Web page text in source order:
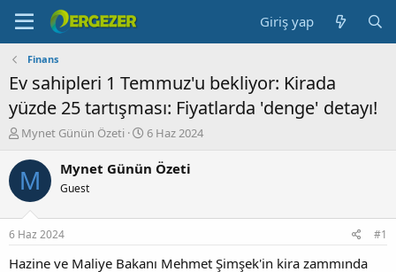
Giriş yap
Finans
Ev sahipleri 1 Temmuz'u bekliyor: Kirada
yüzde 25 tartışması: Fiyatlarda 'denge' detayı!
K
n
b
u
u
b
a
Mynet Günün Özeti
B
ş
ç
6 Haz 2024
M Mynet Günün Özeti
Guest
6 Haz 2024 #1
Hazine ve Maliye Bakanı Mehmet Şimşek'in kira zammında